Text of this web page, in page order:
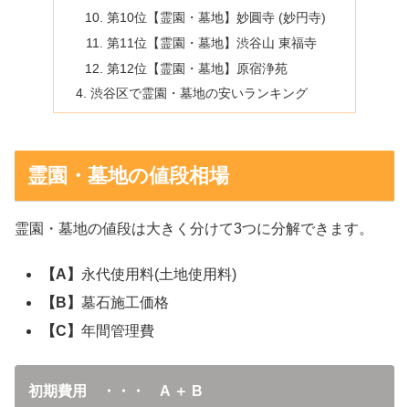
第10位【霊園・墓地】妙圓寺 (妙円寺)
第11位【霊園・墓地】渋谷山 東福寺
第12位【霊園・墓地】原宿浄苑
渋谷区で霊園・墓地の安いランキング
霊園・墓地の値段相場
霊園・墓地の値段は大きく分けて3つに分解できます。
【A】 永代使用料(土地使用料)
【B】墓石施工価格
【C】年間管理費
初期費用 ・・・ A ＋ B